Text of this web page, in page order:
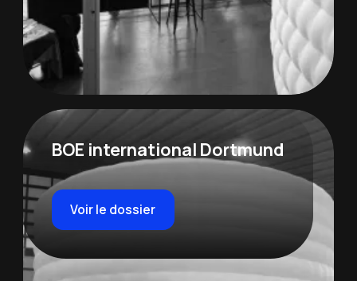
BOE international Dortmund
Voir le dossier